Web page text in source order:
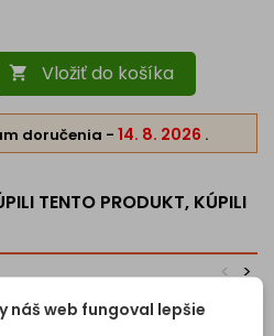
 Vložiť do košíka
doručenia - 14. 8. 2026 .
TENTO PRODUKT, KÚPILI
>
<
náš web fungoval lepšie